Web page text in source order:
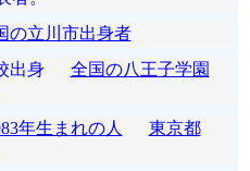
の立川市出身者
校出身 全国の八王子学園
年生まれの人
東京都